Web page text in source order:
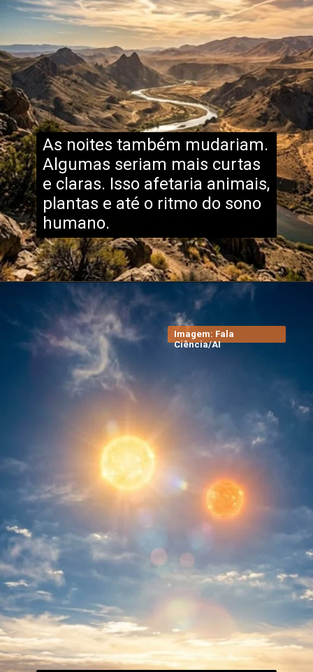
As noites também mudariam.
Algumas seriam mais curtas
e claras. Isso afetaria animais,
plantas e até o ritmo do sono
humano.
Imagem: Fala
Ciência/AI